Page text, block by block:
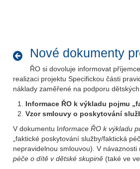
Nové dokumenty
ŘO si dovoluje informovat
realizaci projektu Specifickou části
náklady zaměřené na podporu
Informace ŘO k výkladu pojmu
Vzor smlouvy o poskytování
V dokumentu Informace ŘO k výkladu
„faktické poskytování služby/faktická
nepravidelnou smlouvou). V
péče o dítě v dětské skupině (také ve